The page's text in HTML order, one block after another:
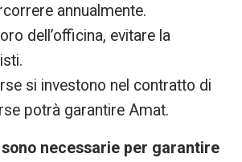
annualmente.
dell’officina, evitare la
si investono nel contratto di
potrà garantire Amat.
necessarie per garantire